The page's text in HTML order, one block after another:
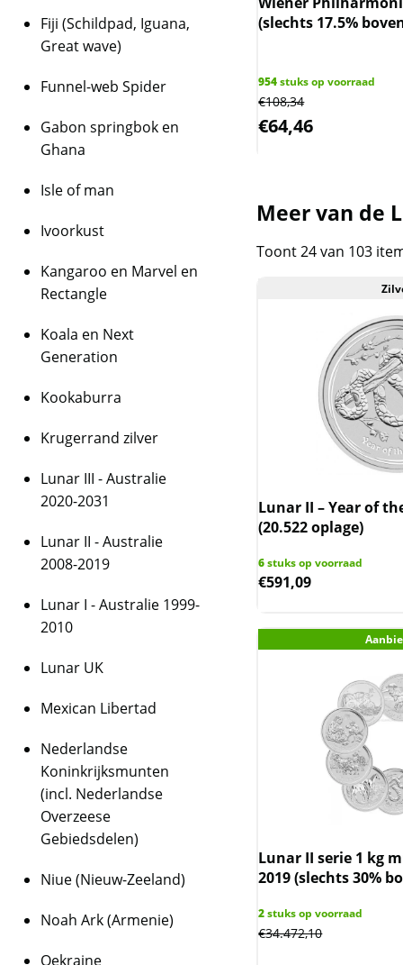
in kleur is
1 oz Silver
De keerzijde van
Chinese draak,
kracht, voorspoed
Op de voorzijde
Majesteit Koning
nominale waarde op
Luxe
De set wordt
met transparante
zichtbaar zijn.
certificaat van
gelimiteerde uitgave
afgewerkt met een
Belangrijkste
Officiële Lunar
Set met 3 x 1
Vergulde
Portret van
Geslagen door
Wettig
Inclusief
Luxe
Gelimiteerde
wereldwijd
Serie:Lunar III
Uitgave:Year of the
Jaar:2024
Aantal munten:
spot)
voorraad
(slechts 17.5%
954stuks op voorraad
€108,34
€64,46
Meer van de
Toont 24 van 103
Lunar II – Year of
(20.522 oplage)
6stuks op voorraad
€591,09
Lunar II serie 1 kg
2019 (slechts 30%
2stuks op voorraad
€34.472,10
Fiji (Schildpad, Iguana,
Great wave)
Funnel-web Spider
Gabon springbok en
Ghana
Isle of man
Ivoorkust
Kangaroo en Marvel en
Rectangle
Koala en Next
Generation
Kookaburra
Krugerrand zilver
Lunar III - Australie
2020-2031
Lunar II - Australie
2008-2019
Lunar I - Australie 1999-
2010
Lunar UK
Mexican Libertad
Nederlandse
Koninkrijksmunten
(incl. Nederlandse
Overzeese
Gebiedsdelen)
Niue (Nieuw-Zeeland)
Noah Ark (Armenie)
Oekraine